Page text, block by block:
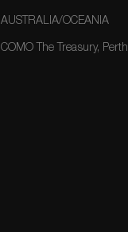
AUSTRALIA/OCEANIA
COMO The Treasury, Perth